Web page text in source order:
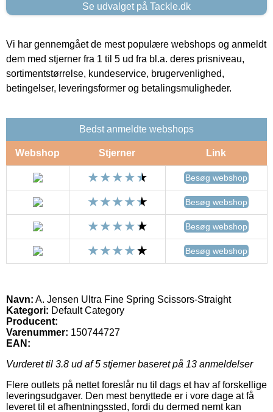
Se udvalget på Tackle.dk
Vi har gennemgået de mest populære webshops og anmeldt
dem med stjerner fra 1 til 5 ud fra bl.a. deres prisniveau,
sortimentstørrelse, kundeservice, brugervenlighed,
betingelser, leveringsformer og betalingsmuligheder.
Bedst anmeldte webshops
Webshop Stjerner Link
Besøg webshop
Besøg webshop
Besøg webshop
Besøg webshop
Navn: A. Jensen Ultra Fine Spring Scissors-Straight
Kategori: Default Category
Producent:
Varenummer: 150744727
EAN:
Vurderet til 3.8 ud af 5 stjerner baseret på 13 anmeldelser
Flere outlets på nettet foreslår nu til dags et hav af forskellige
leveringsudgaver. Den mest benyttede er i vore dage at få
leveret til et afhentningssted, fordi du dermed nemt kan